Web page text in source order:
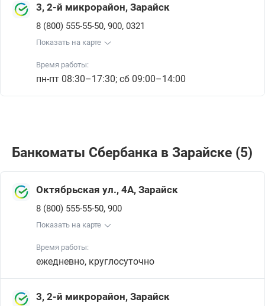
3, 2-й микрорайон, Зарайск
8 (800) 555-55-50, 900, 0321
Показать на карте
Время работы:
пн-пт 08:30–17:30; сб 09:00–14:00
Банкоматы Сбербанкa в Зарайске (5)
Октябрьская ул., 4А, Зарайск
8 (800) 555-55-50, 900
Показать на карте
Время работы:
ежедневно, круглосуточно
3, 2-й микрорайон, Зарайск